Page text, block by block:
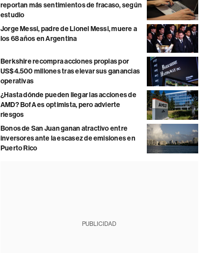
reportan más sentimientos de fracaso, según
estudio
Jorge Messi, padre de Lionel Messi, muere a
los 68 años en Argentina
Berkshire recompra acciones propias por
US$4.500 millones tras elevar sus ganancias
operativas
¿Hasta dónde pueden llegar las acciones de
AMD? BofA es optimista, pero advierte
riesgos
Bonos de San Juan ganan atractivo entre
inversores ante la escasez de emisiones en
Puerto Rico
PUBLICIDAD